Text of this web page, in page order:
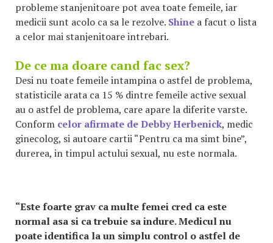
probleme stanjenitoare pot avea toate femeile, iar
medicii sunt acolo ca sa le rezolve. Shine a facut o lista
a celor mai stanjenitoare intrebari.
De ce ma doare cand fac sex?
Desi nu toate femeile intampina o astfel de problema,
statisticile arata ca 15 % dintre femeile active sexual
au o astfel de problema, care apare la diferite varste.
Conform celor afirmate de Debby Herbenick, medic
ginecolog, si autoare cartii “Pentru ca ma simt bine”,
durerea, in timpul actului sexual, nu este normala.
“Este foarte grav ca multe femei cred ca este
normal asa si ca trebuie sa indure. Medicul nu
poate identifica la un simplu control o astfel de